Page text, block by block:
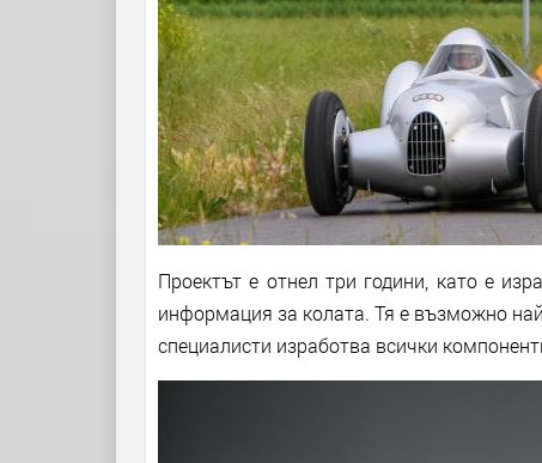
Проектът е отнел три години, като е
информация за колата. Тя е възможно
специалисти изработва всички